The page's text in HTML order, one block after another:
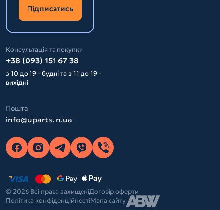
Підписатись
Консультація та покупки
+38 (093) 151 67 38
з 10 до 19 - будні та з 11 до 19 -
вихідні
Пошта
info@uparts.in.ua
© 2026 Всі права захищеніДоговір оферти
Політика конфіденційностіМапа сайту